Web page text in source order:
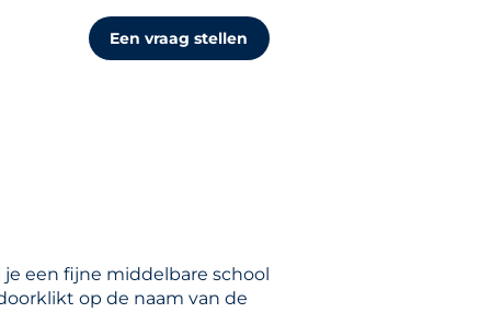
Een vraag stellen
een fijne middelbare school
op de naam van de